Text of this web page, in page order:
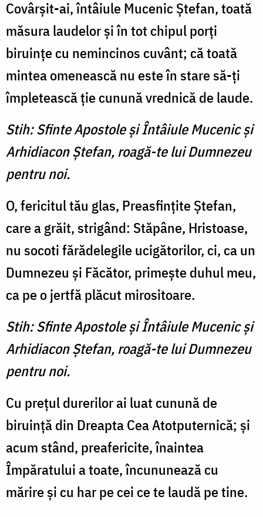
Covârşit-ai, întâiule Mucenic Ştefan, toată
măsura laudelor şi în tot chipul porţi
biruinţe cu nemincinos cuvânt; că toată
mintea omenească nu este în stare să-ţi
împletească ţie cunună vrednică de laude.
Stih: Sfinte Apostole şi Întâiule Mucenic şi
Arhidiacon Ştefan, roagă-te lui Dumnezeu
pentru noi.
O, fericitul tău glas, Preasfinţite Ştefan,
care a grăit, strigând: Stăpâne, Hristoase,
nu socoti fărădelegile ucigătorilor, ci, ca un
Dumnezeu şi Făcător, primeşte duhul meu,
ca pe o jertfă plăcut mirositoare.
Stih: Sfinte Apostole şi Întâiule Mucenic şi
Arhidiacon Ştefan, roagă-te lui Dumnezeu
pentru noi.
Cu preţul durerilor ai luat cunună de
biruinţă din Dreapta Cea Atotputernică; şi
acum stând, preafericite, înaintea
Împăratului a toate, încununează cu
mărire şi cu har pe cei ce te laudă pe tine.